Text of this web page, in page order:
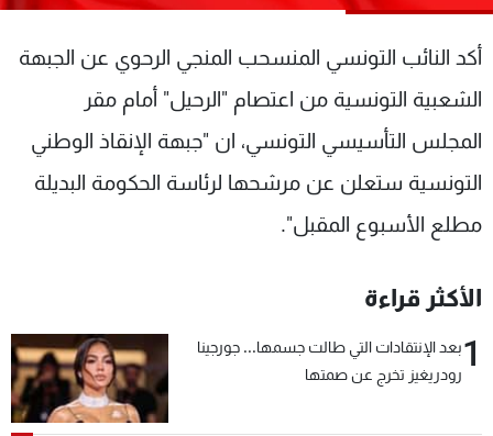
أكد النائب التونسي المنسحب المنجي الرحوي عن الجبهة
الشعبية التونسية من اعتصام "الرحيل" أمام مقر
المجلس التأسيسي التونسي، ان "جبهة الإنقاذ الوطني
التونسية ستعلن عن مرشحها لرئاسة الحكومة البديلة
مطلع الأسبوع المقبل".
الأكثر قراءة
1بعد الإنتقادات التي طالت جسمها... جورجينا
رودريغيز تخرج عن صمتها
شاهد البرامج
الترددات
الإنـتـاج
لاعلاناتكم
وظائف
تواصل معنا
شروط الإسـتخدام
سياسة الخصوصية